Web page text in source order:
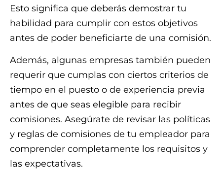
Esto significa que deberás demostrar tu
habilidad para cumplir con estos objetivos
antes de poder beneficiarte de una comisión.
Además, algunas empresas también pueden
requerir que cumplas con ciertos criterios de
tiempo en el puesto o de experiencia previa
antes de que seas elegible para recibir
comisiones. Asegúrate de revisar las políticas
y reglas de comisiones de tu empleador para
comprender completamente los requisitos y
las expectativas.